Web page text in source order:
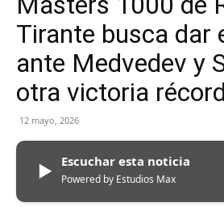
Tirante busca dar
ante Medvedev y
otra victoria récord
12 mayo, 2026
▶ Escuchar esta noticia
Powered by Estudios Max